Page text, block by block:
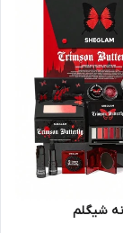
شیگلم